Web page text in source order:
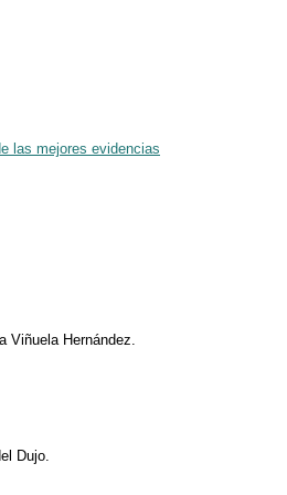
las mejores evidencias
Viñuela Hernández.
Dujo.